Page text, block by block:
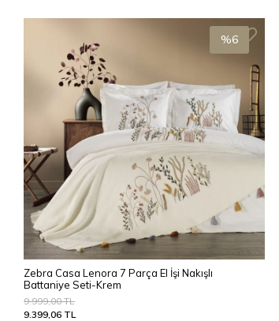
Zebra Casa Lenora 7 Parça El İşi Nakışlı
Battaniye Seti-Krem
9.999,00 TL
9.399,06 TL
%6